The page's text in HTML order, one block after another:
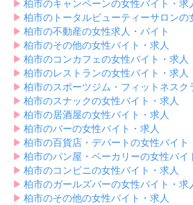
▶︎ 柏市のキャンペーンの女性バイト・求
▶︎ 柏市のトータルビューティーサロンの
▶︎ 柏市の不動産の女性求人・バイト
▶︎ 柏市のその他の女性バイト・求人
▶︎ 柏市のコンカフェの女性バイト・求人
▶︎ 柏市のレストランの女性バイト・求人
▶︎ 柏市のスポーツジム・フィットネスク
▶︎ 柏市のスナックの女性バイト・求人
▶︎ 柏市の居酒屋の女性バイト・求人
▶︎ 柏市のバーの女性バイト・求人
▶︎ 柏市の百貨店・デパートの女性バイト
▶︎ 柏市のパン屋・ベーカリーの女性バイ
▶︎ 柏市のコンビニの女性バイト・求人
▶︎ 柏市のガールズバーの女性バイト・求
▶︎ 柏市のその他の女性バイト・求人